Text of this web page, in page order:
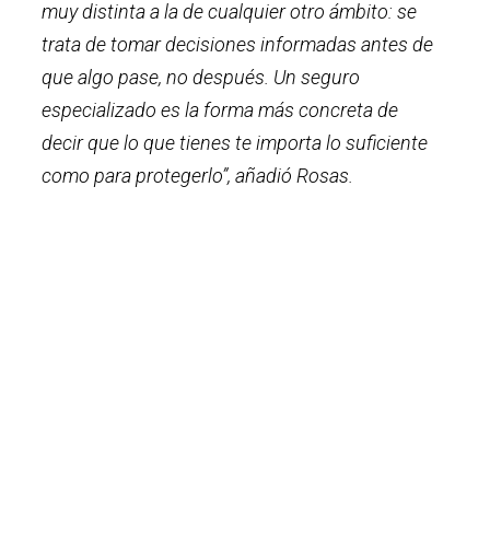
muy distinta a la de cualquier otro ámbito: se
trata de tomar decisiones informadas antes de
que algo pase, no después. Un seguro
especializado es la forma más concreta de
decir que lo que tienes te importa lo suficiente
como para protegerlo”, añadió Rosas.